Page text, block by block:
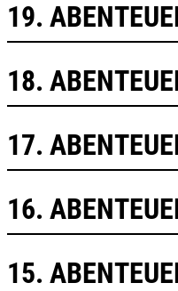
19.
18.
17.
16.
15.